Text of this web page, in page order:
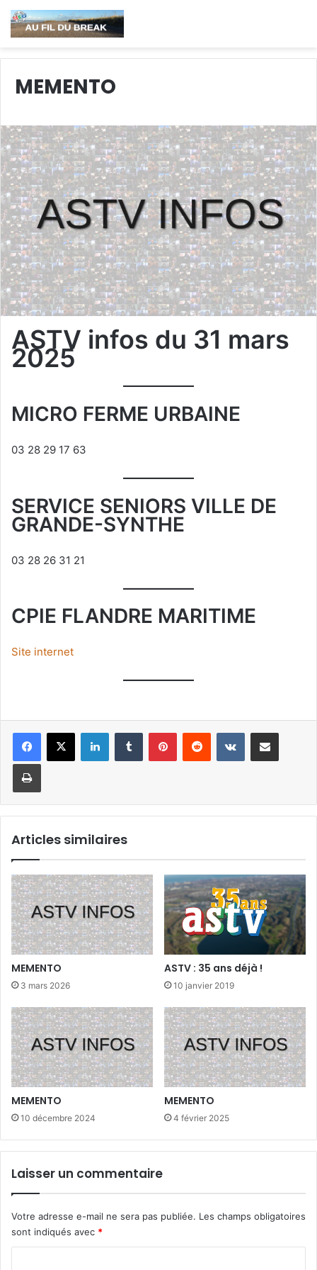
MEMENTO
ASTV infos du 31 mars
2025
MICRO FERME URBAINE
03 28 29 17 63
SERVICE SENIORS VILLE DE
GRANDE-SYNTHE
03 28 26 31 21
CPIE FLANDRE MARITIME
Site internet
LinkedinTumblr PinterestReddit VKontaktePartager par email
Imprimer
Articles similaires
MEMENTO
3 mars 2026
ASTV : 35 ans déjà !
10 janvier 2019
MEMENTO
10 décembre 2024
MEMENTO
4 février 2025
Laisser un commentaire
Votre adresse e-mail ne sera pas publiée. Les champs obligatoires
sont indiqués avec *